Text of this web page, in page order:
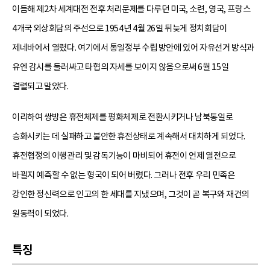
이듬해 제2차 세계대전 전후 처리문제를 다루던 미국, 소련, 영국, 프랑스
4개국 외상회담의 주선으로 1954년 4월 26일 뒤늦게 정치회담이
제네바에서 열렸다. 여기에서 통일정부 수립 방안에 있어 자유선거 방식과
유엔 감시를 둘러싸고 타협의 자세를 보이지 않음으로써 6월 15일
결렬되고 말았다.
이리하여 쌍방은 휴전체제를 평화체제로 전환시키거나 남북통일로
승화시키는 데 실패하고 불안한 휴전상태로 계속해서 대치하게 되었다.
휴전협정의 이행관리 및 감독기능이 마비되어 휴전이 언제 열전으로
바뀔지 예측할 수 없는 형국이 되어 버렸다. 그러나 전후 우리 민족은
강인한 정신력으로 인고의 한 세대를 지냈으며, 그것이 곧 복구와 재건의
원동력이 되었다.
특징